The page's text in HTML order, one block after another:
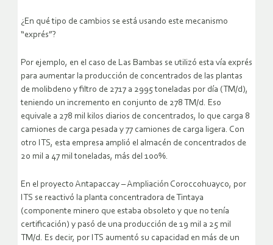
¿En qué tipo de cambios se está usando este mecanismo
“exprés”?
Por ejemplo, en el caso de Las Bambas se utilizó esta vía exprés
para aumentar la producción de concentrados de las plantas
de molibdeno y filtro de 2717 a 2995 toneladas por día (TM/d),
teniendo un incremento en conjunto de 278 TM/d. Eso
equivale a 278 mil kilos diarios de concentrados, lo que carga 8
camiones de carga pesada y 77 camiones de carga ligera. Con
otro ITS, esta empresa amplió el almacén de concentrados de
20 mil a 47 mil toneladas, más del 100%.
En el proyecto Antapaccay – Ampliación Coroccohuayco, por
ITS se reactivó la planta concentradora de Tintaya
(componente minero que estaba obsoleto y que no tenía
certificación) y pasó de una producción de 19 mil a 25 mil
TM/d. Es decir, por ITS aumentó su capacidad en más de un